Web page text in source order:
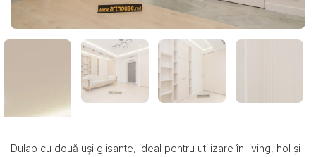
Dulap cu două uși glisante, ideal pentru utilizare în living, hol și